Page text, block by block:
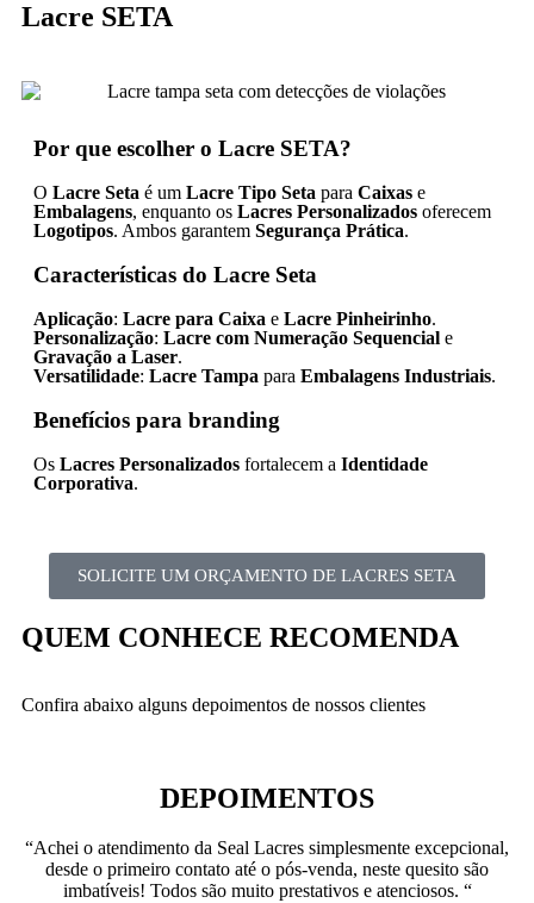
Lacre SETA
Por que escolher o Lacre SETA?
O Lacre Seta é um Lacre Tipo Seta para Caixas e
Embalagens, enquanto os Lacres Personalizados oferecem
Logotipos. Ambos garantem Segurança Prática.
Características do Lacre Seta
Aplicação: Lacre para Caixa e Lacre Pinheirinho.
Personalização: Lacre com Numeração Sequencial e
Gravação a Laser.
Versatilidade: Lacre Tampa para Embalagens Industriais.
Benefícios para branding
Os Lacres Personalizados fortalecem a Identidade
Corporativa.
SOLICITE UM ORÇAMENTO DE LACRES SETA
QUEM CONHECE RECOMENDA
Confira abaixo alguns depoimentos de nossos clientes
DEPOIMENTOS
“Achei o atendimento da Seal Lacres simplesmente excepcional,
desde o primeiro contato até o pós-venda, neste quesito são
imbatíveis! Todos são muito prestativos e atenciosos. “